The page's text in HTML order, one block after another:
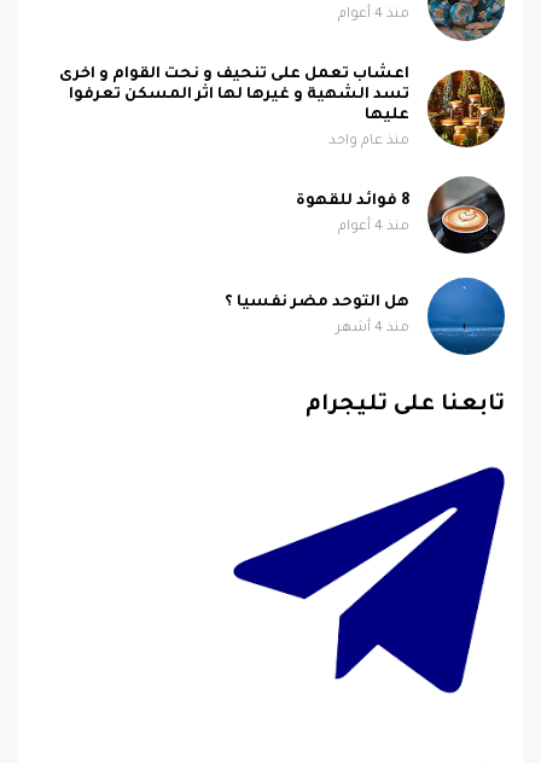
منذ 4 أعوام
اعشاب تعمل على تنحيف و نحت القوام و اخرى
تسد الشهية و غيرها لها اثر المسكن تعرفوا
عليها
منذ عام واحد
8 فوائد للقهوة
منذ 4 أعوام
هل التوحد مضر نفسيا ؟
منذ 4 أشهر
تابعنا على تليجرام